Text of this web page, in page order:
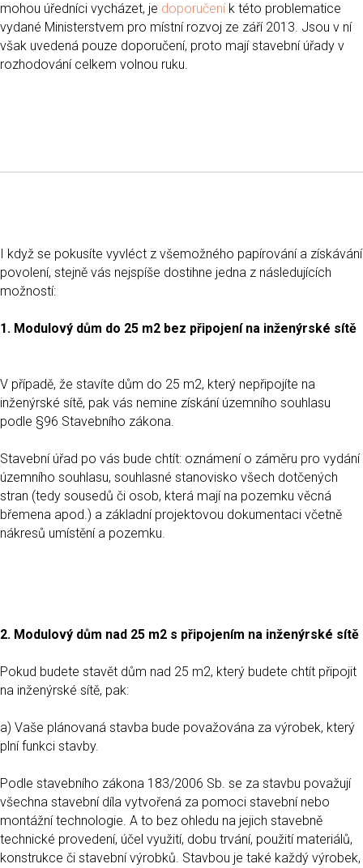
mohou úředníci vycházet, je doporučeník této problematice
vydané Ministerstvem pro místní rozvoj ze září 2013. Jsou v ní
však uvedená pouze doporučení, proto mají stavební úřady v
rozhodování celkem volnou ruku.
I když se pokusíte vyvléct z všemožného papírování a získávání
povolení, stejně vás nejspíše dostihne jedna z následujících
možností:
1. Modulový dům do 25 m2 bez připojení na inženýrské sítě
V případě, že stavíte dům do 25 m2, který nepřipojíte na
inženýrské sítě, pak vás nemine získání územního souhlasu
podle §96 Stavebního zákona.
Stavební úřad po vás bude chtít: oznámení o záměru pro vydání
územního souhlasu, souhlasné stanovisko všech dotčených
stran (tedy sousedů či osob, která mají na pozemku věcná
břemena apod.) a základní projektovou dokumentaci včetně
nákresů umístění a pozemku.
2. Modulový dům nad 25 m2 s připojením na inženýrské sítě
Pokud budete stavět dům nad 25 m2, který budete chtít připojit
na inženýrské sítě, pak:
a) Vaše plánovaná stavba bude považována za výrobek, který
plní funkci stavby.
Podle stavebního zákona 183/2006 Sb. se za stavbu považují
všechna stavební díla vytvořená za pomoci stavební nebo
montážní technologie. A to bez ohledu na jejich stavebně
technické provedení, účel využití, dobu trvání, použití materiálů,
konstrukce či stavební výrobků. Stavbou je také každý výrobek,